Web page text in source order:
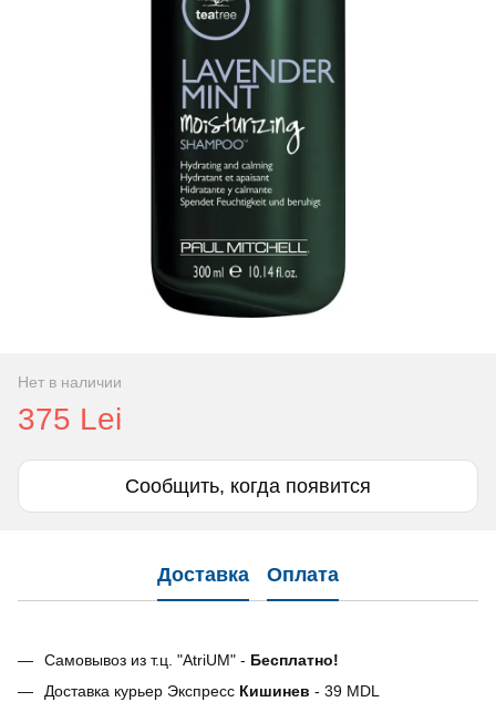
Нет в наличии
375 Lei
Сообщить, когда появится
Доставка Оплата
Самовывоз из т.ц. "AtriUM" - Бесплатно!
Доставка курьер Экспресс Кишинев - 39 MDL